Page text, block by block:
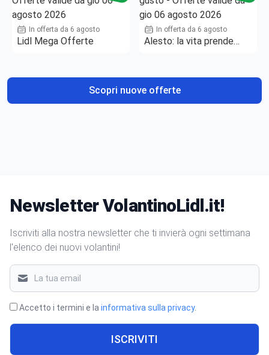
In offerta da 6 agosto
Lidl Mega Offerte
In offerta da 6 agosto
Alesto: la vita prende
Scopri nuove offerte
Newsletter VolantinoLidl.it!
Iscriviti alla nostra newsletter che ti invierà ogni settimana
l'elenco dei nuovi volantini!
Accetto i termini e la informativa sulla privacy.
ISCRIVITI